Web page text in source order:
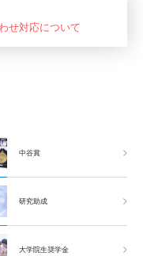
デジタルブック
財団レポート
型研究助成
るご質問
団アーカイブ
イページ
せ対応について
中谷賞
研究助成
大学院生奨学金